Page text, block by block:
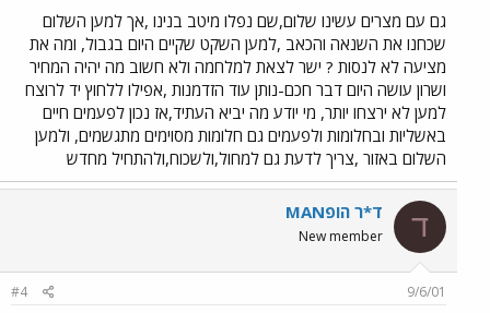
גם עם מצרים עשינו שלום,שם נפלו מיטב בנינו ,אך למען השלום
שכחנו את השנאה והכאב ,למען השקט שקיים היום בגבול, ומה את
מציעה לא לנסות ? ישר לצאת למלחמה ולא חשוב מה יהיה המחיר
ושרון עושה היום דבר חכם-נותן עוד הזדמנות ,אפילו ללחוץ יד לרוצח
למען לא ירצחו יותר, מי יודע מה יביא העתיד,אז נכון לפעמים חיים
באשליות ובחלומות ולפעמים גם חלומות מסוימים מתגשמים, ולמען
השלום באזור ,צריך לדעת גם למחול,ולשכוח,ולהתחיל מחדש
ד ד*ר הופMAN
New member
9/6/01
#4